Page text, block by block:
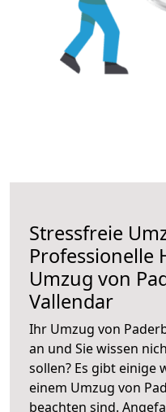
Stressfreie
Professionelle
Umzug von
Vallendar
Ihr Umzug von
an und Sie wissen
sollen? Es gibt einige
einem Umzug von
beachten sind.